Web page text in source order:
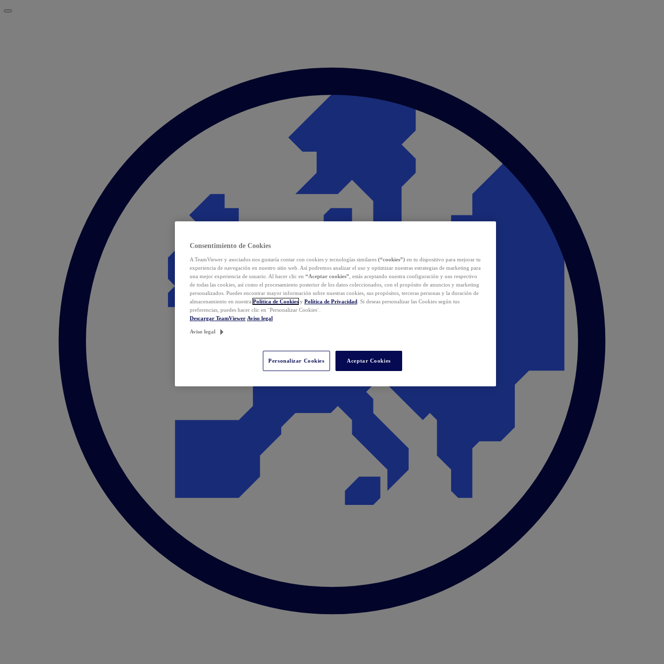
Consentimiento de Cookies
A TeamViewer y asociados nos gustaría contar con cookies y tecnologías similares (“cookies”) en tu dispositivo para mejorar tu
experiencia de navegación en nuestro sitio web. Así podremos analizar el uso y optimizar nuestras estrategias de marketing para
una mejor experiencia de usuario. Al hacer clic en “Aceptar cookies” , estás aceptando nuestra configuración y uso respectivo
de todas las cookies, así como el procesamiento posterior de los datos coleccionados, con el propósito de anuncios y marketing
personalizados. Puedes encontrar mayor información sobre nuestras cookies, sus propósitos, terceras personas y la duración de
almacenamiento en nuestra Política de Cookies y Política de Privacidad . Si deseas personalizar las Cookies según tus
preferencias, puedes hacer clic en ¨Personalizar Cookies¨.
Descargar TeamViewer Aviso legal
Aviso legal
Personalizar Cookies Aceptar Cookies